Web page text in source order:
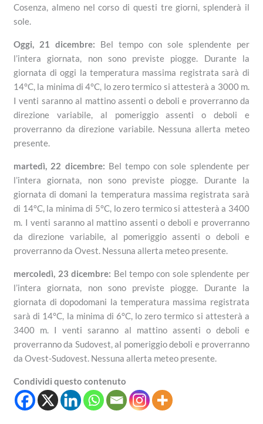
Cosenza, almeno nel corso di questi tre giorni, splenderà il
sole.
Oggi, 21 dicembre: Bel tempo con sole splendente per
l’intera giornata, non sono previste piogge. Durante la
giornata di oggi la temperatura massima registrata sarà di
14°C, la minima di 4°C, lo zero termico si attesterà a 3000 m.
I venti saranno al mattino assenti o deboli e proverranno da
direzione variabile, al pomeriggio assenti o deboli e
proverranno da direzione variabile. Nessuna allerta meteo
presente.
martedì, 22 dicembre: Bel tempo con sole splendente per
l’intera giornata, non sono previste piogge. Durante la
giornata di domani la temperatura massima registrata sarà
di 14°C, la minima di 5°C, lo zero termico si attesterà a 3400
m. I venti saranno al mattino assenti o deboli e proverranno
da direzione variabile, al pomeriggio assenti o deboli e
proverranno da Ovest. Nessuna allerta meteo presente.
mercoledì, 23 dicembre: Bel tempo con sole splendente per
l’intera giornata, non sono previste piogge. Durante la
giornata di dopodomani la temperatura massima registrata
sarà di 14°C, la minima di 6°C, lo zero termico si attesterà a
3400 m. I venti saranno al mattino assenti o deboli e
proverranno da Sudovest, al pomeriggio deboli e proverranno
da Ovest-Sudovest. Nessuna allerta meteo presente.
Condividi questo contenuto